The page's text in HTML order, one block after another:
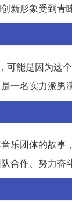
新形象受到青睐
可能是因为
一名实力派男
乐团体的故
合作、努力奋